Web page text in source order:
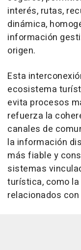
interés, rutas,
dinámica,
información
origen.
Esta
ecosistema
evita procesos
refuerza la
canales de
la información
más fiable y
sistemas
turística, como
relacionados